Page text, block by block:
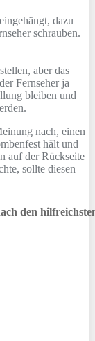
dazu
schrauben.
aber das
Fernseher ja
bleiben und
nach, einen
hält und
auf der Rückseite
sollte diesen
den